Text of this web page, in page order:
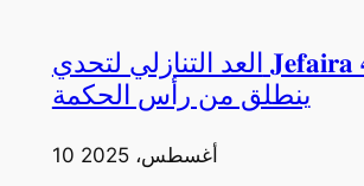
العد التنازلي لتحدي 𝐉𝐞𝐟𝐚𝐢𝐫𝐚 𝟒𝐱𝟒
ينطلق من رأس الحكمة
10 أغسطس، 2025